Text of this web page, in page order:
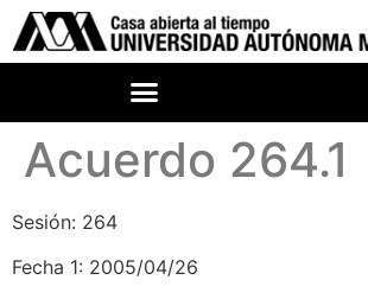
Acuerdo 264.1
Sesión: 264
Fecha 1: 2005/04/26